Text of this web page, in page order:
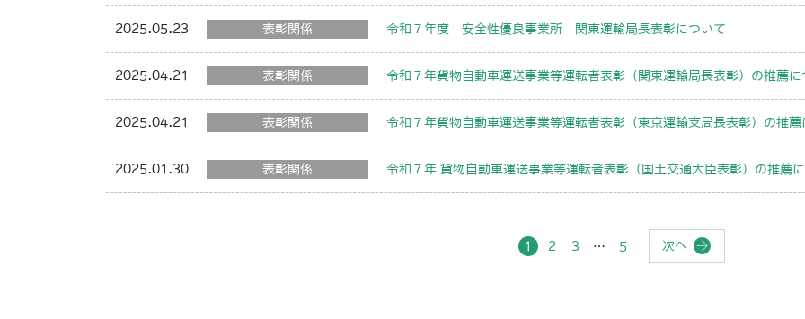
2025.05.23 表彰関係 令和７年度 安全性優良事業所 関東運輸局長表彰について
2025.04.21 表彰関係 令和７年貨物自動車運送事業等運転者表彰（関東運輸局長表彰）の推薦に
2025.04.21 表彰関係 令和７年貨物自動車運送事業等運転者表彰（東京運輸支局長表彰）の推薦
2025.01.30 表彰関係 令和７年 貨物自動車運送事業等運転者表彰（国土交通大臣表彰）の推薦
1 2 3 … 5 次へ